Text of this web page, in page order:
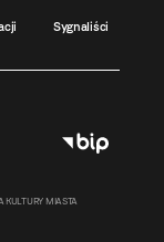
Sygnaliści
KULTURY MIASTA